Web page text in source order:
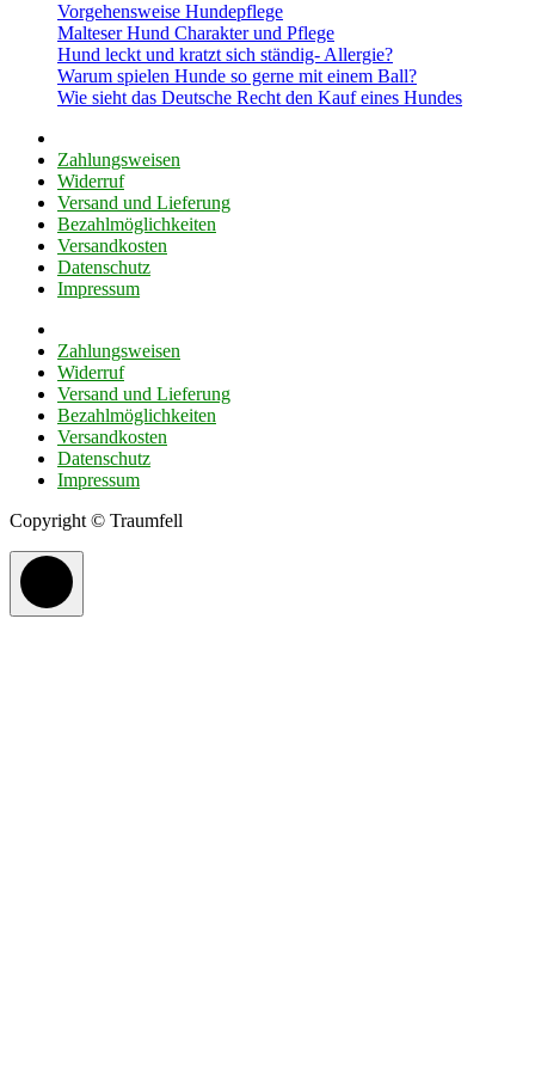
Vorgehensweise Hundepflege
Malteser Hund Charakter und Pflege
Hund leckt und kratzt sich ständig- Allergie?
Warum spielen Hunde so gerne mit einem Ball?
Wie sieht das Deutsche Recht den Kauf eines Hundes
Zahlungsweisen
Widerruf
Versand und Lieferung
Bezahlmöglichkeiten
Versandkosten
Datenschutz
Impressum
Zahlungsweisen
Widerruf
Versand und Lieferung
Bezahlmöglichkeiten
Versandkosten
Datenschutz
Impressum
Copyright © Traumfell